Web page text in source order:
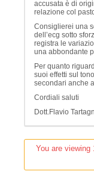
accusata è di
relazione col
Consiglierei una
dell’ecg sotto
registra le
una abbondante
Per quanto
suoi effetti sul
secondari anche
Cordiali saluti
Dott.Flavio
You are viewing